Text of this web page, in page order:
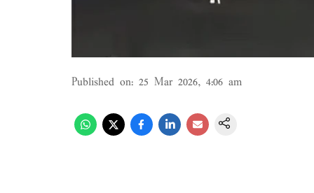
Published on: 25 Mar 2026, 4:06 am